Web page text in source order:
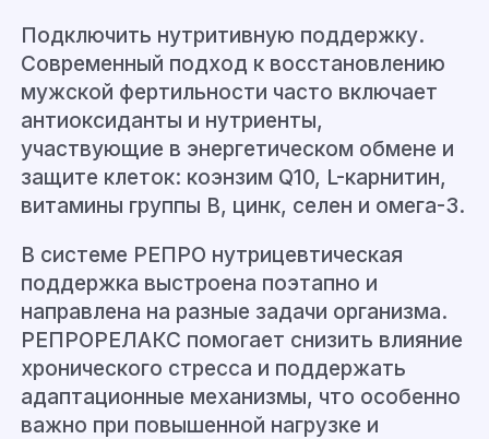
Подключить нутритивную поддержку.
Современный подход к восстановлению
мужской фертильности часто включает
антиоксиданты и нутриенты,
участвующие в энергетическом обмене и
защите клеток: коэнзим Q10, L-карнитин,
витамины группы B, цинк, селен и омега-3.
В системе РЕПРО нутрицевтическая
поддержка выстроена поэтапно и
направлена на разные задачи организма.
РЕПРОРЕЛАКС помогает снизить влияние
хронического стресса и поддержать
адаптационные механизмы, что особенно
важно при повышенной нагрузке и